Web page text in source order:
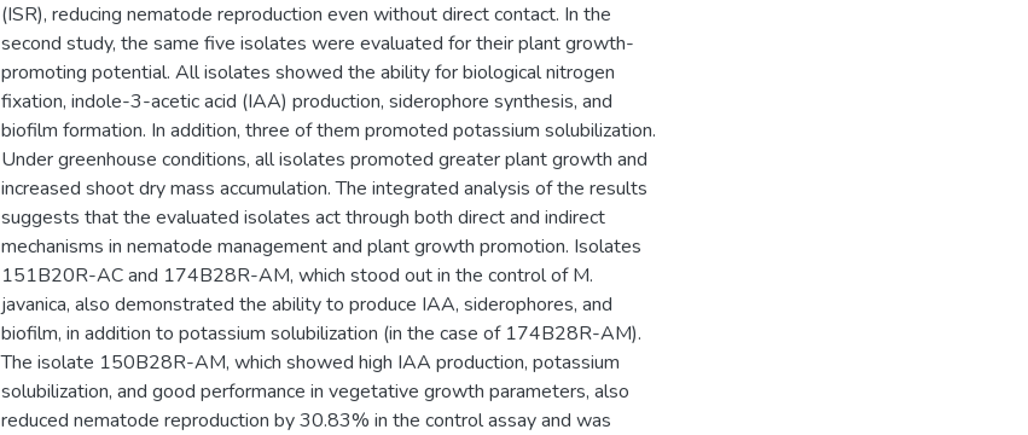
(ISR), reducing nematode reproduction even without direct contact. In the
second study, the same five isolates were evaluated for their plant growth-
promoting potential. All isolates showed the ability for biological nitrogen
fixation, indole-3-acetic acid (IAA) production, siderophore synthesis, and
biofilm formation. In addition, three of them promoted potassium solubilization.
Under greenhouse conditions, all isolates promoted greater plant growth and
increased shoot dry mass accumulation. The integrated analysis of the results
suggests that the evaluated isolates act through both direct and indirect
mechanisms in nematode management and plant growth promotion. Isolates
151B20R-AC and 174B28R-AM, which stood out in the control of M.
javanica, also demonstrated the ability to produce IAA, siderophores, and
biofilm, in addition to potassium solubilization (in the case of 174B28R-AM).
The isolate 150B28R-AM, which showed high IAA production, potassium
solubilization, and good performance in vegetative growth parameters, also
reduced nematode reproduction by 30.83% in the control assay and was